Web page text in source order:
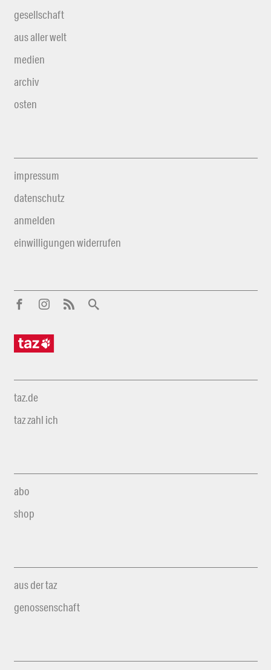
gesellschaft
aus aller welt
medien
archiv
osten
impressum
datenschutz
anmelden
einwilligungen widerrufen
taz.de
taz zahl ich
abo
shop
aus der taz
genossenschaft